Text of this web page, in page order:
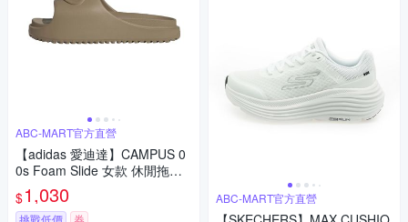
ABC-MART官方直營
【adidas 愛迪達】CAMPUS 0
0s Foam Slide 女款 休閒拖鞋
咖啡色 JR4772
$1,030 ABC-MART官方直營